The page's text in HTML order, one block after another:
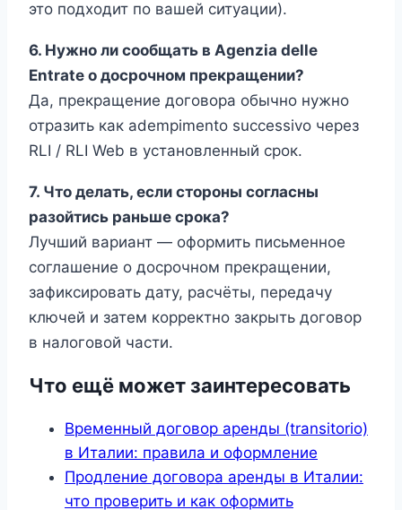
это подходит по вашей ситуации).
6. Нужно ли сообщать в Agenzia delle
Entrate о досрочном прекращении?
Да, прекращение договора обычно нужно
отразить как adempimento successivo через
RLI / RLI Web в установленный срок.
7. Что делать, если стороны согласны
разойтись раньше срока?
Лучший вариант — оформить письменное
соглашение о досрочном прекращении,
зафиксировать дату, расчёты, передачу
ключей и затем корректно закрыть договор
в налоговой части.
Что ещё может заинтересовать
Временный договор аренды (transitorio)
в Италии: правила и оформление
Продление договора аренды в Италии:
что проверить и как оформить